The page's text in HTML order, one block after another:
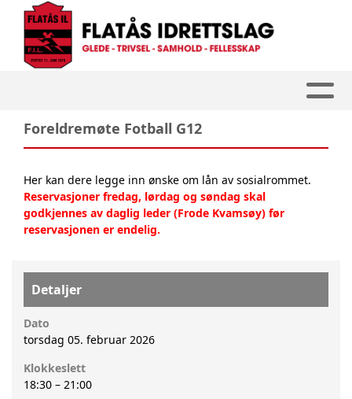
Foreldremøte Fotball G12
Her kan dere legge inn ønske om lån av sosialrommet.
Reservasjoner fredag, lørdag og søndag skal
godkjennes av daglig leder (Frode Kvamsøy) før
reservasjonen er endelig.
Detaljer
Dato
torsdag 05. februar 2026
Klokkeslett
18:30 – 21:00